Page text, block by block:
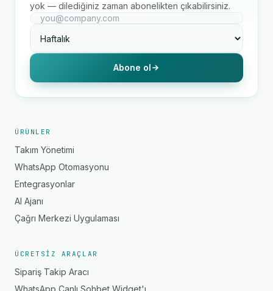
yok — dilediğiniz zaman abonelikten çıkabilirsiniz.
Abone ol
ÜRÜNLER
Takım Yönetimi
WhatsApp Otomasyonu
Entegrasyonlar
AI Ajanı
Çağrı Merkezi Uygulaması
ÜCRETSIZ ARAÇLAR
Sipariş Takip Aracı
WhatsApp Canlı Sohbet Widget'ı